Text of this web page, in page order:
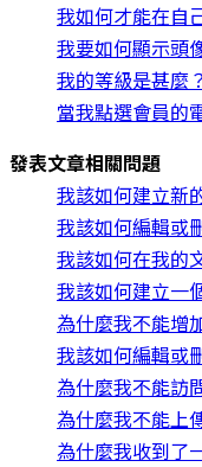
我如何才能在自
我要如何顯示頭
我的等級是甚麼
當我點選會員的
發表文章相關問題
我該如何建立新
我該如何編輯或
我該如何在我的
我該如何建立一
為什麼我不能增
我該如何編輯或
為什麼我不能訪
為什麼我不能上
為什麼我收到了